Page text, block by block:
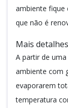
ambiente fique
que não é
Mais
A partir de
ambiente com
evaporarem
temperatura